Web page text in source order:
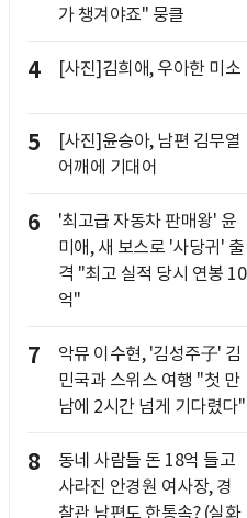
가 챙겨야죠" 뭉클
4 [사진]김희애, 우아한 미소
5
[사진]윤승아, 남편 김무열
어깨에 기대어
6
'최고급 자동차 판매왕' 윤
미애, 새 보스로 '사당귀' 출
격 "최고 실적 당시 연봉 10
억"
7
악뮤 이수현, '김성주子' 김
민국과 스위스 여행 "첫 만
남에 2시간 넘게 기다렸다"
8
동네 사람들 돈 18억 들고
사라진 안경원 여사장, 경
찰관 남편도 한통속? (실화